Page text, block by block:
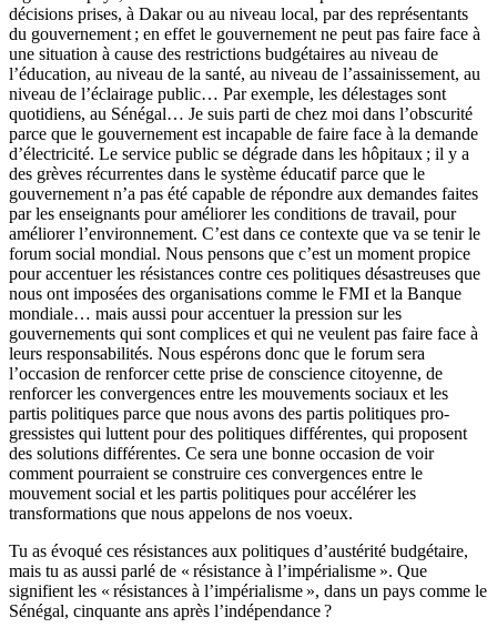
décisions prises, à Dakar ou au niveau local, par des représentants
du gouvernement ; en effet le gouvernement ne peut pas faire face à
une situation à cause des restrictions budgétaires au niveau de
l’éducation, au niveau de la santé, au niveau de l’assainissement, au
niveau de l’éclairage public… Par exemple, les délestages sont
quotidiens, au Sénégal… Je suis parti de chez moi dans l’obs­curité
parce que le gouvernement est incapable de faire face à la demande
d’électricité. Le service public se dégrade dans les hôpitaux ; il y a
des grèves récurrentes dans le système éducatif parce que le
gouvernement n’a pas été capable de répondre aux demandes faites
par les enseignants pour amélio­rer les conditions de travail, pour
améliorer l’environnement. C’est dans ce contexte que va se tenir le
forum social mondial. Nous pensons que c’est un moment propice
pour accentuer les résistances contre ces politiques désas­treuses que
nous ont imposées des organisations comme le FMI et la Banque
mondiale… mais aussi pour accentuer la pression sur les
gouvernements qui sont complices et qui ne veulent pas faire face à
leurs responsabilités. Nous espérons donc que le forum sera
l’occasion de renforcer cette prise de conscience citoyenne, de
renforcer les convergences entre les mouvements sociaux et les
partis politiques parce que nous avons des partis politiques pro­
gressistes qui luttent pour des politiques différentes, qui proposent
des solu­tions différentes. Ce sera une bonne occasion de voir
comment pourraient se construire ces convergences entre le
mouvement social et les partis politiques pour accélérer les
transformations que nous appelons de nos voeux.
Tu as évoqué ces résistances aux politiques d’austérité budgétaire,
mais tu as aussi parlé de « résistance à l’impérialisme ». Que
signifient les « résistances à l’impérialis­me », dans un pays comme le
Sénégal, cinquante ans après l’indépendance ?